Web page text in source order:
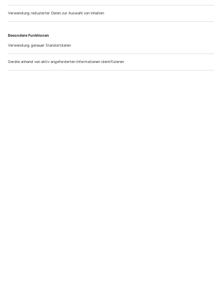
startest du am Münchener Marienplatz und wanderst
in 28 Etappen bis hin zum Markusplatz in Venedig. Über
was sie verspricht. Dir wird der Atem beim Anblick der
majestätischen Landschaft stocken.